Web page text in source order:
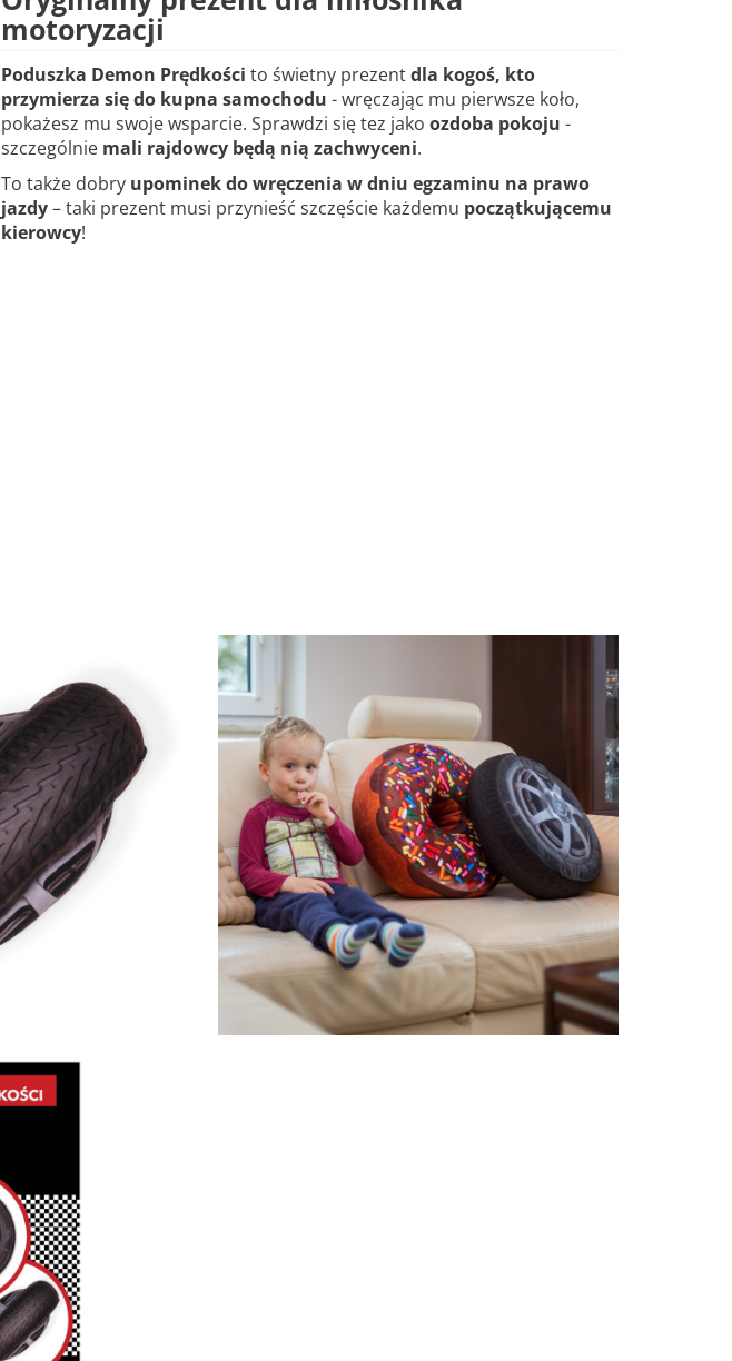
motoryzacji
Poduszka Demon Prędkości to świetny prezentdla kogoś, kto
przymierza się do kupna samochodu - wręczając mu pierwsze koło,
pokażesz mu swoje wsparcie. Sprawdzi się tez jako ozdoba pokoju -
szczególnie mali rajdowcy będą nią zachwyceni.
To także dobry upominek do wręczenia w dniu egzaminu na prawo
jazdy– taki prezent musi przynieść szczęście każdemu początkującemu
kierowcy!